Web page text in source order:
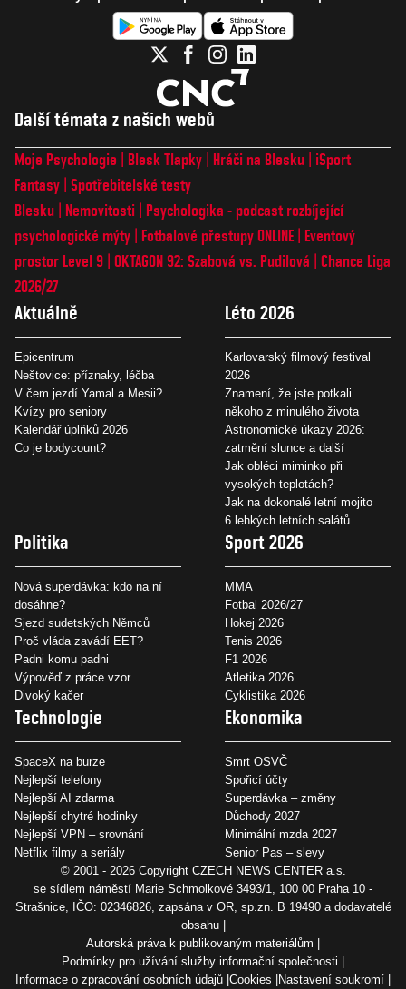
Další témata z našich webů
Moje Psychologie Blesk Tlapky Hráči na Blesku
iSport
Fantasy Spotřebitelské testy
Blesku
Nemovitosti
Psychologika - podcast rozbíjející
psychologické mýty
Fotbalové přestupy ONLINE
Eventový
prostor Level 9 OKTAGON 92: Szabová vs. Pudilová
Chance Liga
2026/27
Aktuálně
Epicentrum
Neštovice: příznaky, léčba
V čem jezdí Yamal a Mesii?
Kvízy pro seniory
Kalendář úplňků 2026
Co je bodycount?
Léto 2026
Karlovarský filmový festival
2026
Znamení, že jste potkali
někoho z minulého života
Astronomické úkazy 2026:
zatmění slunce a další
Jak obléci miminko při
vysokých teplotách?
Jak na dokonalé letní mojito
6 lehkých letních salátů
Politika
Nová superdávka: kdo na ní
dosáhne?
Sjezd sudetských Němců
Proč vláda zavádí EET?
Padni komu padni
Výpověď z práce vzor
Divoký kačer
Sport 2026
MMA
Fotbal 2026/27
Hokej 2026
Tenis 2026
F1 2026
Atletika 2026
Cyklistika 2026
Technologie
SpaceX na burze
Nejlepší telefony
Nejlepší AI zdarma
Nejlepší chytré hodinky
Nejlepší VPN – srovnání
Netflix filmy a seriály
Ekonomika
Smrt OSVČ
Spořicí účty
Superdávka – změny
Důchody 2027
Minimální mzda 2027
Senior Pas – slevy
© 2001 - 2026 Copyright CZECH NEWS CENTER a.s.
se sídlem náměstí Marie Schmolkové 3493/1, 100 00 Praha 10 -
Strašnice, IČO: 02346826, zapsána v OR, sp.zn. B 19490 a dodavatelé
obsahu
Autorská práva k publikovaným materiálům
Podmínky pro užívání služby informační společnosti
Informace o zpracování osobních údajů Cookies Nastavení soukromí